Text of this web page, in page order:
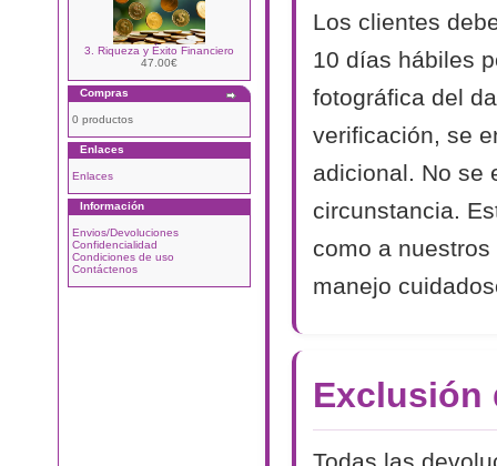
3. Riqueza y Éxito Financiero
47.00€
Compras
0 productos
Enlaces
Enlaces
Información
Envios/Devoluciones
Confidencialidad
Condiciones de uso
Contáctenos
Los clientes
10 días hábiles
fotográfica del
verificación, se
adicional. No se
circunstancia.
como a
manejo
Exclusión